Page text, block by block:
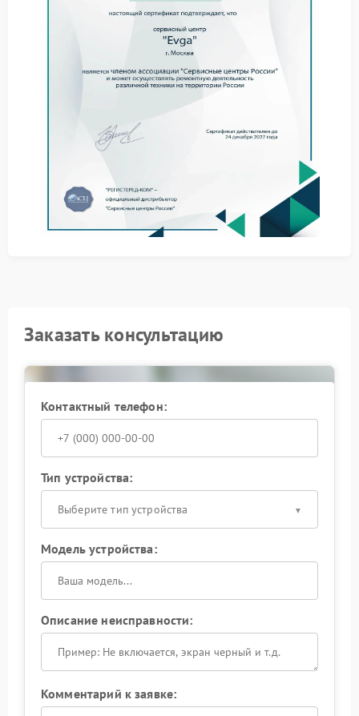
Как проходит ремонт
Обслуживание устройства выполняется поэтапно:
замена неисправного тачпада или шлейфа;
настройка драйверов и тестирование функций.
Сервисный центр Evga использует оригинальные
регламенты производителя. Это позволяет
обеспечить стабильную работу тачпада и исключить
повторное появление проблемы.
Заказать консультацию
Контактный телефон:
Тип устройства:
Выберите тип устройства
Модель устройства:
Описание неисправности:
Комментарий к заявке: